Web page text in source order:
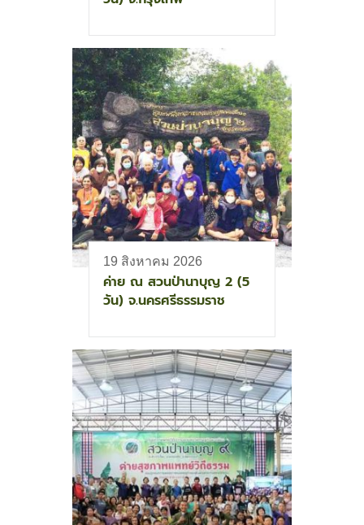
19 สิงหาคม 2026
ค่าย ณ สวนป่านาบุญ 2 (5
วัน) จ.นครศรีธรรมราช